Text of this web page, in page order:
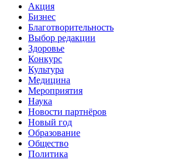
Акция
Бизнес
Благотворительность
Выбор редакции
Здоровье
Конкурс
Культура
Медицина
Мероприятия
Наука
Новости партнёров
Новый год
Образование
Общество
Политика